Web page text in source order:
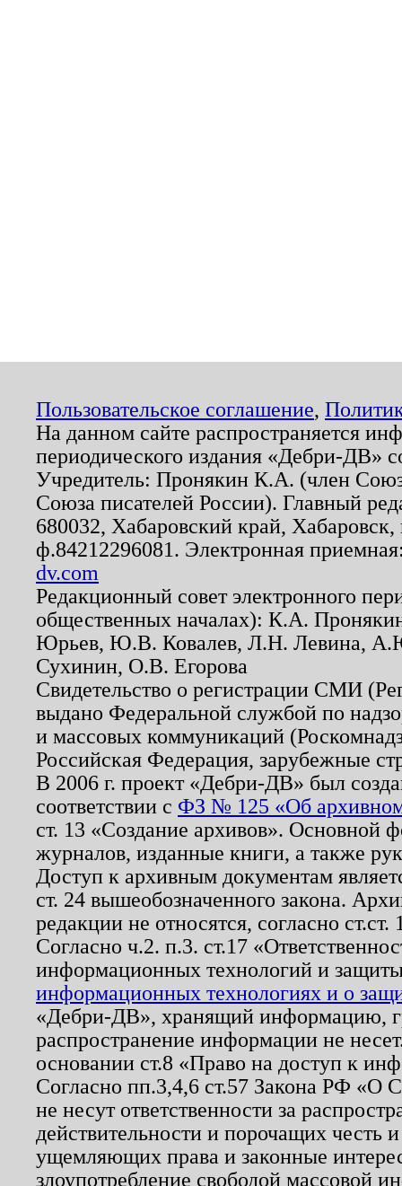
Пользовательское соглашение,
На данном сайте распространяется
периодического издания «Дебри-ДВ»
Учредитель: Пронякин К.А. (член
Союза писателей России). Главный
680032, Хабаровский край,
ф.84212296081. Электронная
dv.com
Редакционный совет электронного
общественных началах): К.А.
Юрьев, Ю.В. Ковалев, Л.Н. Левина,
Сухинин, О.В. Егорова
Свидетельство о регистрации СМИ
выдано Федеральной службой по
и массовых коммуникаций
Российская Федерация, зарубежные
В 2006 г. проект «Дебри-ДВ» был
соответствии с ФЗ № 125 «Об
ст. 13 «Создание архивов». Основной
журналов, изданные книги, а также
Доступ к архивным документам
ст. 24 вышеобозначенного закона.
редакции не относятся, согласно
Согласно ч.2. п.3. ст.17
информационных технологий и
информационных технологиях и о
«Дебри-ДВ», хранящий информацию,
распространение информации не
основании ст.8 «Право на доступ к
Согласно пп.3,4,6 ст.57 Закона РФ «О
не несут ответственности за
действительности и порочащих честь
ущемляющих права и законные
злоупотребление свободой массовой